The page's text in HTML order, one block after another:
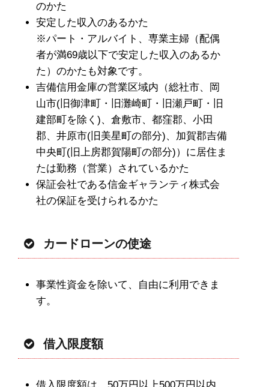
のかた
安定した収入のあるかた
※パート・アルバイト、専業主婦（配偶
者が満69歳以下で安定した収入のあるか
た）のかたも対象です。
吉備信用金庫の営業区域内（総社市、岡
山市(旧御津町・旧灘崎町・旧瀬戸町・旧
建部町を除く)、倉敷市、都窪郡、小田
郡、井原市(旧美星町の部分)、加賀郡吉備
中央町(旧上房郡賀陽町の部分)）に居住ま
たは勤務（営業）されているかた
保証会社である信金ギャランティ株式会
社の保証を受けられるかた
カードローンの使途
事業性資金を除いて、自由に利用できま
す。
借入限度額